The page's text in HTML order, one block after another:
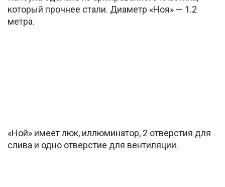
который прочнее стали. Диаметр «Ноя» — 1.2
метра.
«Ной» имеет люк, иллюминатор, 2 отверстия для
слива и одно отверстие для вентиляции.